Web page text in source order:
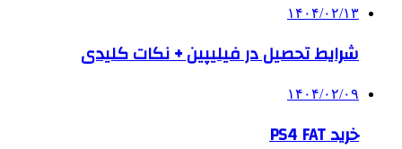
۱۴۰۴/۰۲/۱۳
شرایط تحصیل در فیلیپین + نکات کلیدی
۱۴۰۴/۰۲/۰۹
خرید PS4 FAT